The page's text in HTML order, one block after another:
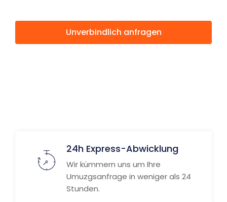
Unverbindlich anfragen
24h Express-Abwicklung
Wir kümmern uns um Ihre
Umuzgsanfrage in weniger als 24
Stunden.